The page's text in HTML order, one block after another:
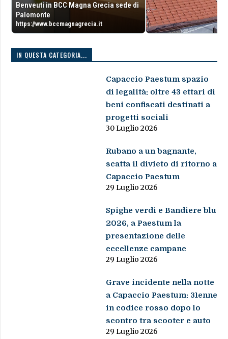
Benveuti in BCC Magna Grecia sede di
Palomonte
https://www.bccmagnagrecia.it
IN QUESTA CATEGORIA...
Capaccio Paestum spazio
di legalità: oltre 43 ettari di
beni confiscati destinati a
progetti sociali
30 Luglio 2026
Rubano a un bagnante,
scatta il divieto di ritorno a
Capaccio Paestum
29 Luglio 2026
Spighe verdi e Bandiere blu
2026, a Paestum la
presentazione delle
eccellenze campane
29 Luglio 2026
Grave incidente nella notte
a Capaccio Paestum: 31enne
in codice rosso dopo lo
scontro tra scooter e auto
29 Luglio 2026